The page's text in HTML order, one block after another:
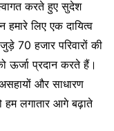
करते हुए सुदेश
लिए एक दायित्व
70 हजार परिवारों की
ऊर्जा प्रदान करते हैं।
और साधारण
हम लगातार आगे बढ़ाते